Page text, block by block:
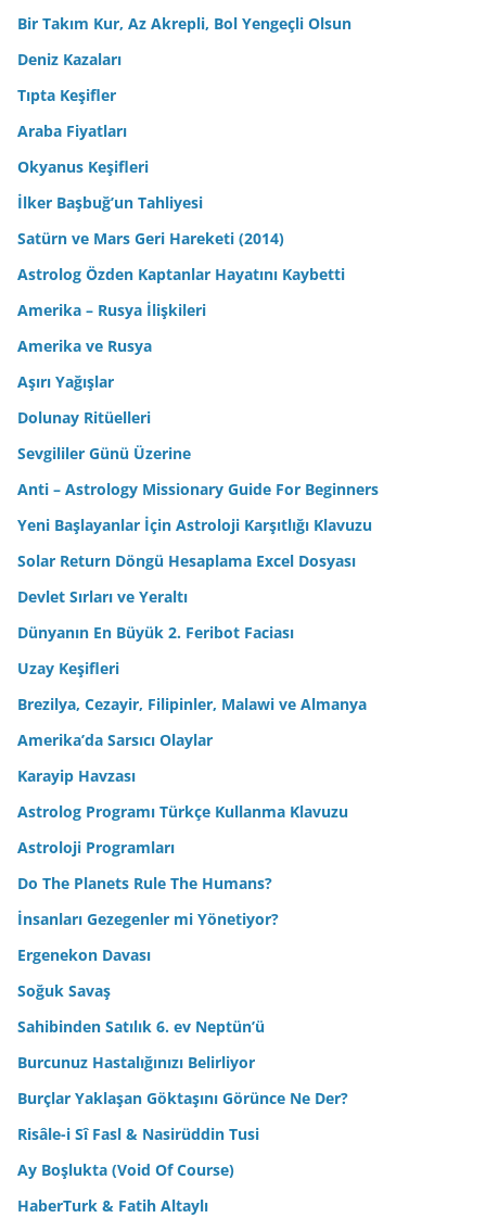
Bir Takım Kur, Az Akrepli, Bol Yengeçli Olsun
Deniz Kazaları
Tıpta Keşifler
Araba Fiyatları
Okyanus Keşifleri
İlker Başbuğ’un Tahliyesi
Satürn ve Mars Geri Hareketi (2014)
Astrolog Özden Kaptanlar Hayatını Kaybetti
Amerika – Rusya İlişkileri
Amerika ve Rusya
Aşırı Yağışlar
Dolunay Ritüelleri
Sevgililer Günü Üzerine
Anti – Astrology Missionary Guide For Beginners
Yeni Başlayanlar İçin Astroloji Karşıtlığı Klavuzu
Solar Return Döngü Hesaplama Excel Dosyası
Devlet Sırları ve Yeraltı
Dünyanın En Büyük 2. Feribot Faciası
Uzay Keşifleri
Brezilya, Cezayir, Filipinler, Malawi ve Almanya
Amerika’da Sarsıcı Olaylar
Karayip Havzası
Astrolog Programı Türkçe Kullanma Klavuzu
Astroloji Programları
Do The Planets Rule The Humans?
İnsanları Gezegenler mi Yönetiyor?
Ergenekon Davası
Soğuk Savaş
Sahibinden Satılık 6. ev Neptün’ü
Burcunuz Hastalığınızı Belirliyor
Burçlar Yaklaşan Göktaşını Görünce Ne Der?
Risâle-i Sî Fasl & Nasirüddin Tusi
Ay Boşlukta (Void Of Course)
HaberTurk & Fatih Altaylı